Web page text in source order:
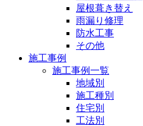
屋根葺き替え
雨漏り修理
防水工事
その他
施工事例
施工事例一覧
地域別
施工種別
住宅別
工法別